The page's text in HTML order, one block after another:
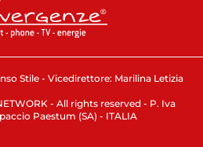
Stile - Vicedirettore: Marilina Letizia
- All rights reserved - P. Iva
Paestum (SA) - ITALIA